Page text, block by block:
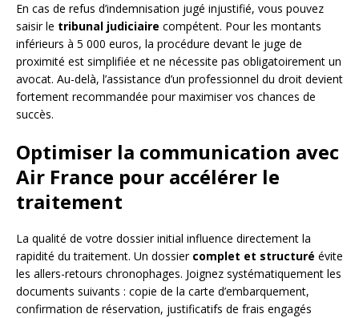
En cas de refus d’indemnisation jugé injustifié, vous pouvez
saisir le tribunal judiciaire compétent. Pour les montants
inférieurs à 5 000 euros, la procédure devant le juge de
proximité est simplifiée et ne nécessite pas obligatoirement un
avocat. Au-delà, l’assistance d’un professionnel du droit devient
fortement recommandée pour maximiser vos chances de
succès.
Optimiser la communication avec
Air France pour accélérer le
traitement
La qualité de votre dossier initial influence directement la
rapidité du traitement. Un dossier complet et structuré évite
les allers-retours chronophages. Joignez systématiquement les
documents suivants : copie de la carte d’embarquement,
confirmation de réservation, justificatifs de frais engagés